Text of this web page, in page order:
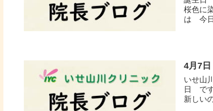
桜色に
は 今
4月7
いせ山
日 で
新しい